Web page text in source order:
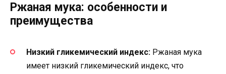
Ржаная мука: особенности и
преимущества
Низкий гликемический индекс: Ржаная мука
имеет низкий гликемический индекс, что